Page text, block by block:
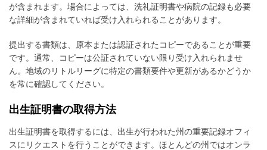
が含まれます。場合によっては、洗礼証明書や病院の記録も必要
な詳細が含まれていれば受け入れられることがあります。
提出する書類は、原本または認証されたコピーであることが重要
です。通常、コピーは公証されていない限り受け入れられませ
ん。地域のリトルリーグに特定の書類要件や更新があるかどうか
を常に確認してください。
出生証明書の取得方法
出生証明書を取得するには、出生が行われた州の重要記録オフィ
スにリクエストを行うことができます。ほとんどの州ではオンラ